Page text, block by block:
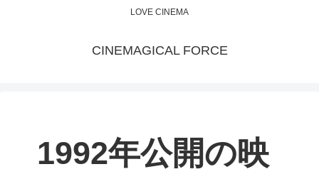
LOVE CINEMA
CINEMAGICAL FORCE
1992年公開の映